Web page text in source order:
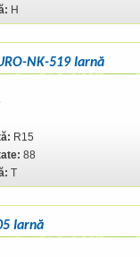
H
NK-519 Iarnă
R15
88
T
Iarnă